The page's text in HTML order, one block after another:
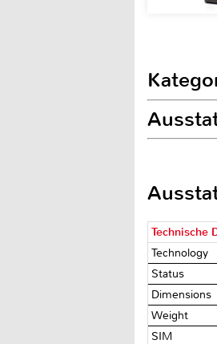
Technische
Technology
Status
Dimensions
Weight
SIM